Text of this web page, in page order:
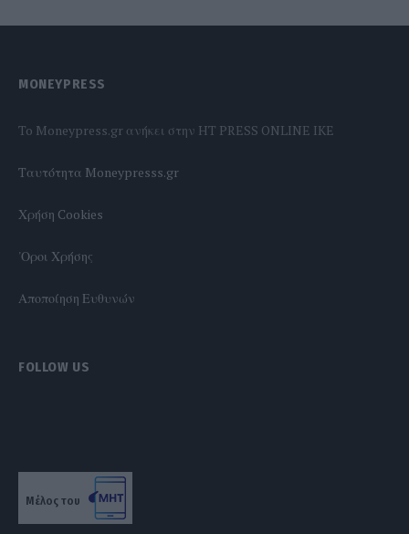
MONEYPRESS
To Moneypress.gr ανήκει στην HT PRESS ONLINE IKE
Tαυτότητα Moneypresss.gr
Χρήση Cookies
'Οροι Χρήσης
Αποποίηση Ευθυνών
FOLLOW US
Μέλος του